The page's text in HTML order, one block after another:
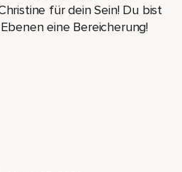
sein.
für dein Sein! Du bist
eine Bereicherung!